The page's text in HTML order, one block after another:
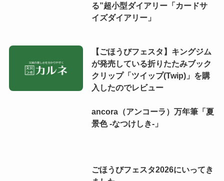
る”超小型ダイアリー「カードサ
イズダイアリー」
【ごほうびフェスタ】キングジム
が発売している折りたたみブック
クリップ「ツイップ(Twip)」を購
入したのでレビュー
ancora（アンコーラ）万年筆「夏
景色 -なつけしき-」
ごほうびフェスタ2026にいってき